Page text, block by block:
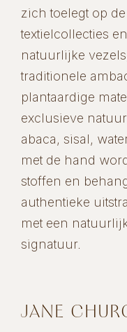
zich toelegt op
textielcollecties
natuurlijke
traditionele
plantaardige
exclusieve
abaca, sisal,
met de hand
stoffen en
authentieke
met een
signatuur.
JANE